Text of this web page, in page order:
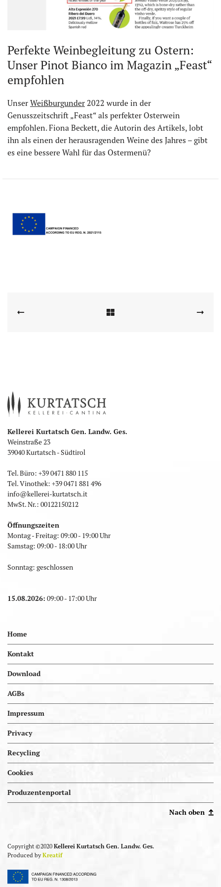
Perfekte Weinbegleitung zu Ostern:
Unser Pinot Bianco im Magazin „Feast“
empfohlen
Unser Weißburgunder 2022 wurde in der
Genusszeitschrift „Feast“ als perfekter Osterwein
empfohlen. Fiona Beckett, die Autorin des Artikels, lobt
ihn als einen der herausragenden Weine des Jahres – gibt
es eine bessere Wahl für das Ostermenü?
Kellerei Kurtatsch Gen. Landw. Ges.
Weinstraße 23
39040 Kurtatsch - Südtirol
Tel. Büro: +39 0471 880 115
Tel. Vinothek: +39 0471 881 496
info@kellerei-kurtatsch.it
MwSt. Nr.: 00122150212
Öffnungszeiten
Montag - Freitag: 09:00 - 19:00 Uhr
Samstag: 09:00 - 18:00 Uhr
Sonntag: geschlossen
15.08.2026: 09:00 - 17:00 Uhr
Home
Kontakt
Download
AGBs
Impressum
Privacy
Recycling
Cookies
Produzentenportal
Portal.kellereien
Nach oben
Copyright ©2020 Kellerei Kurtatsch Gen. Landw. Ges.
Produced by Kreatif